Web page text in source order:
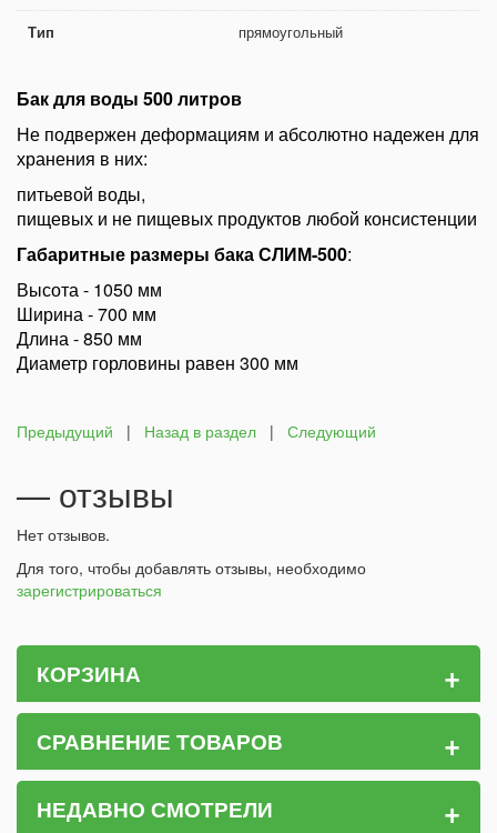
Тип прямоугольный
Бак для воды 500 литров
Не подвержен деформациям и абсолютно надежен для
хранения в них:
питьевой воды,
пищевых и не пищевых продуктов любой консистенции
Габаритные размеры бака СЛИМ-500:
Высота - 1050 мм
Ширина - 700 мм
Длина - 850 мм
Диаметр горловины равен 300 мм
Предыдущий | Назад в раздел | Следующий
— отзывы
Нет отзывов.
Для того, чтобы добавлять отзывы, необходимо
зарегистрироваться
КОРЗИНА +
СРАВНЕНИЕ ТОВАРОВ +
НЕДАВНО СМОТРЕЛИ +